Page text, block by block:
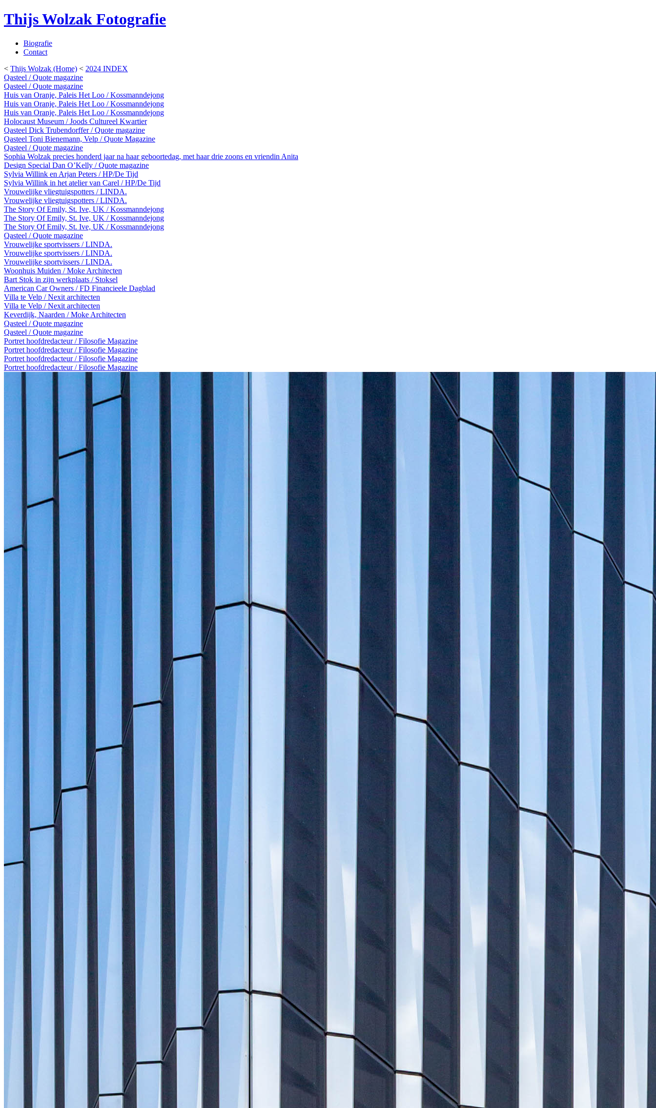
Thijs Wolzak Fotografie
Biografie
Contact
< Thijs Wolzak (Home) < 2024 INDEX
Qasteel / Quote magazine
Qasteel / Quote magazine
Huis van Oranje, Paleis Het Loo / Kossmanndejong
Huis van Oranje, Paleis Het Loo / Kossmanndejong
Huis van Oranje, Paleis Het Loo / Kossmanndejong
Holocaust Museum / Joods Cultureel Kwartier
Qasteel Dick Trubendorffer / Quote magazine
Qasteel Toni Bienemann, Velp / Quote Magazine
Qasteel / Quote magazine
Sophia Wolzak precies honderd jaar na haar geboortedag, met haar drie zoons en vriendin Anita
Design Special Dan O’Kelly / Quote magazine
Sylvia Willink en Arjan Peters / HP/De Tijd
Sylvia Willink in het atelier van Carel / HP/De Tijd
Vrouwelijke vliegtuigspotters / LINDA.
Vrouwelijke vliegtuigspotters / LINDA.
The Story Of Emily, St. Ive, UK / Kossmanndejong
The Story Of Emily, St. Ive, UK / Kossmanndejong
The Story Of Emily, St. Ive, UK / Kossmanndejong
Qasteel / Quote magazine
Vrouwelijke sportvissers / LINDA.
Vrouwelijke sportvissers / LINDA.
Vrouwelijke sportvissers / LINDA.
Woonhuis Muiden / Moke Architecten
Bart Stok in zijn werkplaats / Stoksel
American Car Owners / FD Financieele Dagblad
Villa te Velp / Nexit architecten
Villa te Velp / Nexit architecten
Keverdijk, Naarden / Moke Architecten
Qasteel / Quote magazine
Qasteel / Quote magazine
Portret hoofdredacteur / Filosofie Magazine
Portret hoofdredacteur / Filosofie Magazine
Portret hoofdredacteur / Filosofie Magazine
Portret hoofdredacteur / Filosofie Magazine